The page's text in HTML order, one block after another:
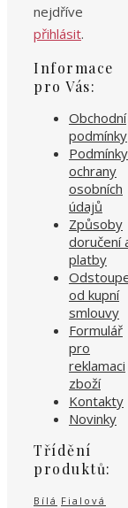
nejdříve
přihlásit.
Informace
pro Vás:
Obchodní
podmínky
Podmínky
ochrany
osobních
údajů
Způsoby
doručení
platby
od kupní
smlouvy
Formulář
pro
reklamaci
zboží
Kontakty
Novinky
Třídění
produktů:
Bílá Fialová